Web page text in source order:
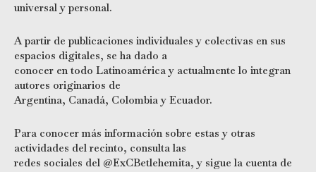
universal y personal.
A partir de publicaciones individuales y colectivas en sus
espacios digitales, se ha dado a
conocer en todo Latinoamérica y actualmente lo integran
autores originarios de
Argentina, Canadá, Colombia y Ecuador.
Para conocer más información sobre estas y otras
actividades del recinto, consulta las
redes sociales del @ExCBetlehemita, y sigue la cuenta de